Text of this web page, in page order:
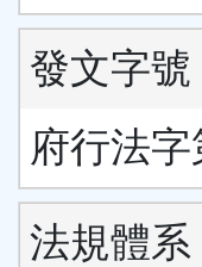
發文字號
府行法字
法規體系